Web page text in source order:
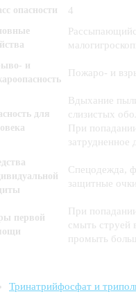
опасности 4
и
Пожаро- и
для
Вдыхание
слизистых
При
Спецодежда,
защитные
первой
При
смыть струей
промыть
Тринатрийфосфат и